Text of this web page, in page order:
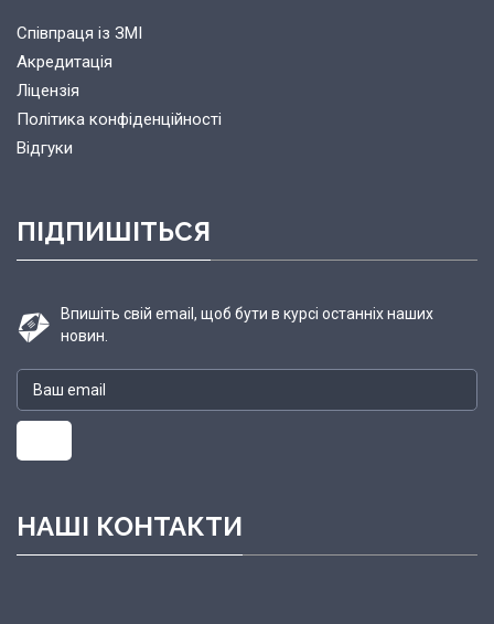
Співпраця із ЗМІ
Акредитація
Ліцензія
Політика конфіденційності
Відгуки
ПІДПИШІТЬСЯ
Впишіть свій email, щоб бути в курсі останніх наших
новин.
НАШІ КОНТАКТИ